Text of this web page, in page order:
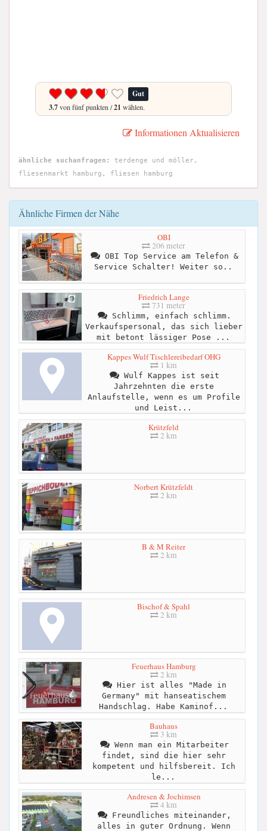
Gut
3.7von fünf punkten /21 wählen.
Informationen Aktualisieren
ähnliche suchanfragen:
terdenge und möller,
fliesenmarkt hamburg, fliesen hamburg
Ähnliche Firmen der Nähe
OBI
206 meter
OBI Top Service am Telefon &
Service Schalter! Weiter so..
Friedrich Lange
731 meter
Schlimm, einfach schlimm.
Verkaufspersonal, das sich lieber
mit betont lässiger Pose ...
Kappes Wulf Tischlereibedarf OHG
1 km
Wulf Kappes ist seit
Jahrzehnten die erste
Anlaufstelle, wenn es um Profile
und Leist...
Krützfeld
2 km
Norbert Krützfeldt
2 km
B & M Reiter
2 km
Bischof & Spahl
2 km
Feuerhaus Hamburg
2 km
Hier ist alles "Made in
Germany" mit hanseatischem
Handschlag. Habe Kaminof...
Bauhaus
3 km
Wenn man ein Mitarbeiter
findet, sind die hier sehr
kompetent und hilfsbereit. Ich
le...
Andresen & Jochimsen
4 km
Freundliches miteinander,
alles in guter Ordnung. Wenn